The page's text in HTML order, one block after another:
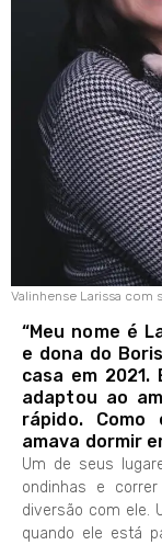
Valinhense Larissa
“Meu nome é
e dona do
casa em
adaptou ao
rápido.
amava dormir
Um de seus
ondinhas e
diversão com ele.
quando ele está